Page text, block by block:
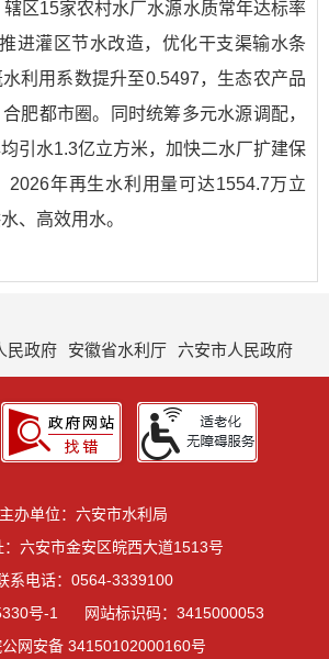
区15家农村水厂水源水质常年达标率
进灌区节水改造，优化干支渠输水条
利用系数提升至0.5497，生态农产品
肥都市圈。同时统筹多元水源调配，
引水1.3亿立方米，加快二水厂扩建保
2026年再生水利用量可达1554.7万立
、高效用水。
民政府 安徽省水利厅 六安市人民政府
主办单位：六安市水利局
：六安市金安区皖西大道1513号
系电话：0564-3339100
号-1
网站标识码：3415000053
公网安备 34150102000160号